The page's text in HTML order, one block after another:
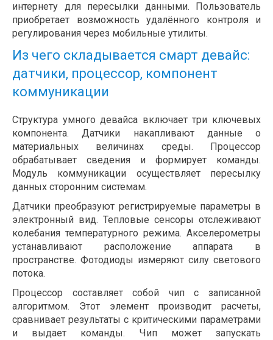
интернету для пересылки данными. Пользователь
приобретает возможность удалённого контроля и
регулирования через мобильные утилиты.
Из чего складывается смарт девайс:
датчики, процессор, компонент
коммуникации
Структура умного девайса включает три ключевых
компонента. Датчики накапливают данные о
материальных величинах среды. Процессор
обрабатывает сведения и формирует команды.
Модуль коммуникации осуществляет пересылку
данных сторонним системам.
Датчики преобразуют регистрируемые параметры в
электронный вид. Тепловые сенсоры отслеживают
колебания температурного режима. Акселерометры
устанавливают расположение аппарата в
пространстве. Фотодиоды измеряют силу светового
потока.
Процессор составляет собой чип с записанной
алгоритмом. Этот элемент производит расчеты,
сравнивает результаты с критическими параметрами
и выдает команды. Чип может запускать